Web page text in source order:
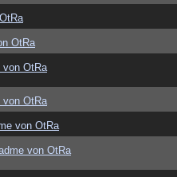
OtRa
von OtRa
von OtRa
von OtRa
von OtRa